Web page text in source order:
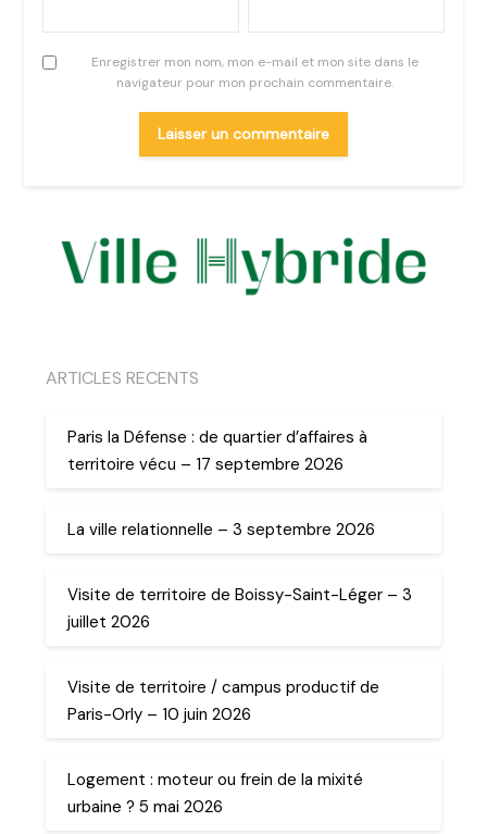
Enregistrer mon nom, mon e-mail et mon site dans le
navigateur pour mon prochain commentaire.
ARTICLES RECENTS
Paris la Défense : de quartier d’affaires à
territoire vécu – 17 septembre 2026
La ville relationnelle – 3 septembre 2026
Visite de territoire de Boissy-Saint-Léger – 3
juillet 2026
Visite de territoire / campus productif de
Paris-Orly – 10 juin 2026
Logement : moteur ou frein de la mixité
urbaine ? 5 mai 2026